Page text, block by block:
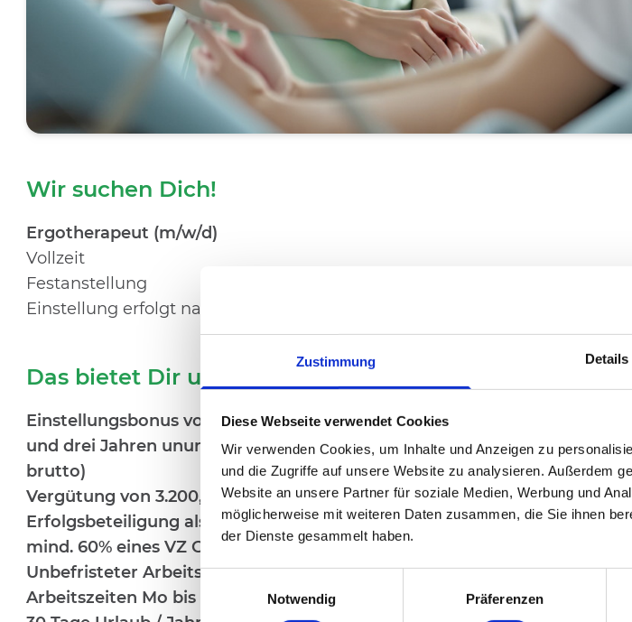
Zustimmung Details
Diese Webseite verwendet Cookies
Wir verwenden Cookies, um Inhalte und Anzeigen zu
und die Zugriffe auf unsere Website zu analysieren. Außerdem
Website an unsere Partner für soziale Medien, Werbung und
möglicherweise mit weiteren Daten zusammen, die Sie ihnen
der Dienste gesammelt haben.
Einwilligungsauswahl
Notwendig
Präferenzen
Wir suchen Dich!
Ergotherapeut (m/w/d)
Vollzeit
Festanstellung
Einstellung erfolgt nach Absprache
Das bietet Dir unser Kunde:
Einstellungsbonus von insgesamt 6.000,00 EUR brutto möglich (nach
und drei Jahren ununterbrochener Betriebszugehörigkeit jeweils
brutto)
Vergütung von 3.200,00 EUR bis 4.200,00 EUR brutto / Monat / Vollzeit
Erfolgsbeteiligung als Jahressonderzahlung(unabhängig vom
mind. 60% eines VZ Gehalts)
Unbefristeter Arbeitsvertrag
Arbeitszeiten Mo bis Fr
8:00 und 16:30 Uhr